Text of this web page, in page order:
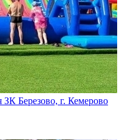
Березово, г. Кемерово